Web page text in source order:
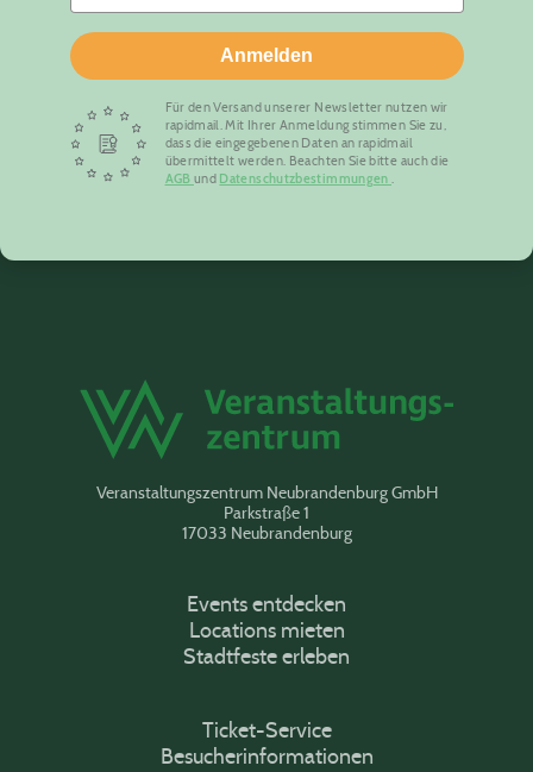
Anmelden
Für den Versand unserer Newsletter nutzen wir
rapidmail. Mit Ihrer Anmeldung stimmen Sie zu,
dass die eingegebenen Daten an rapidmail
übermittelt werden. Beachten Sie bitte auch die
AGB und Datenschutzbestimmungen.
Veranstaltungszentrum Neubrandenburg GmbH
Parkstraße 1
17033 Neubrandenburg
Events entdecken
Locations mieten
Stadtfeste erleben
Ticket-Service
Besucherinformationen